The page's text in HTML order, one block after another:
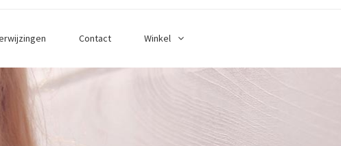
Contact Winkel